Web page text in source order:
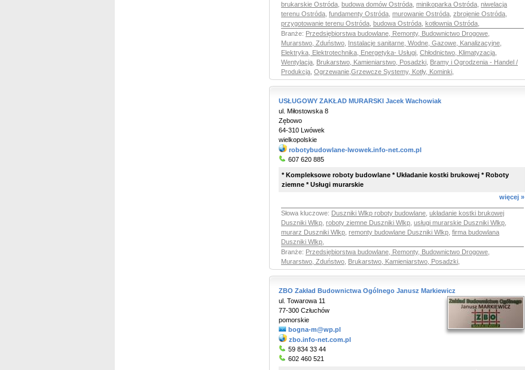
brukarskie Ostróda budowa domów Ostróda minikoparka Ostróda niwelacja
terenu Ostróda fundamenty Ostróda murowanie Ostróda zbrojenie Ostróda
przygotowanie terenu Ostróda budowa Ostróda kotłownia Ostróda
Branże: Przedsiębiorstwa budowlane, Remonty, Budownictwo Drogowe
Murarstwo, Zduństwo Instalacje sanitarne, Wodne, Gazowe, Kanalizacyjne
Elektryka, Elektrotechnika, Energetyka- Usługi Chłodnictwo, Klimatyzacja,
Wentylacja Brukarstwo, Kamieniarstwo, Posadzki Bramy i Ogrodzenia - Handel /
Produkcja Ogrzewanie,Grzewcze Systemy, Kotły, Kominki
USŁUGOWY ZAKŁAD MURARSKI Jacek Wachowiak
ul. Miłostowska 8
Zębowo
64-310 Lwówek
wielkopolskie
robotybudowlane-lwowek.info-net.com.pl
607 620 885
* Kompleksowe roboty budowlane * Układanie kostki brukowej * Roboty
ziemne * Usługi murarskie
więcej »
Słowa kluczowe: Duszniki Wlkp roboty budowlane układanie kostki brukowej
Duszniki Wlkp roboty ziemne Duszniki Wlkp usługi murarskie Duszniki Wlkp
murarz Duszniki Wlkp remonty budowlane Duszniki Wlkp firma budowlana
Duszniki Wlkp
Branże: Przedsiębiorstwa budowlane, Remonty, Budownictwo Drogowe
Murarstwo, Zduństwo Brukarstwo, Kamieniarstwo, Posadzki
ZBO Zakład Budownictwa Ogólnego Janusz Markiewicz
ul. Towarowa 11
77-300 Człuchów
pomorskie
bogna-m@wp.pl
zbo.info-net.com.pl
59 834 33 44
602 460 521